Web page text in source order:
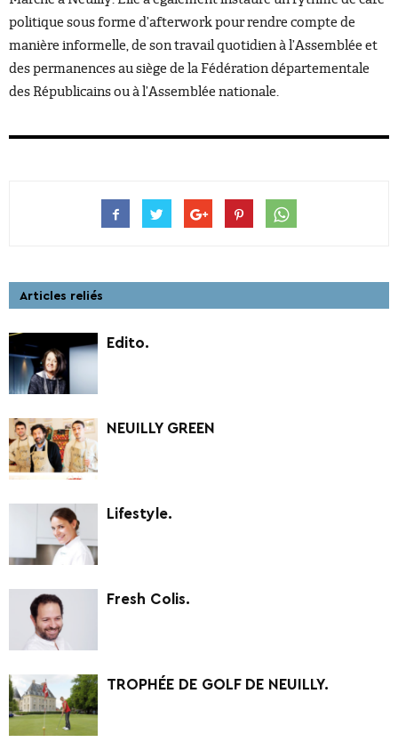
politique sous forme d’afterwork pour rendre compte de
manière informelle, de son travail quotidien à l’Assemblée et
des permanences au siège de la Fédération départementale
des Républicains ou à l’Assemblée nationale.
Articles reliés
Edito.
NEUILLY GREEN
Lifestyle.
Fresh Colis.
TROPHÉE DE GOLF DE NEUILLY.